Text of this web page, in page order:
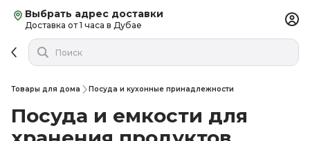
Выбрать адрес доставки
Доставка от 1 часа в Дубае
Товары для дома Посуда и кухонные принадлежности
Посуда и емкости для